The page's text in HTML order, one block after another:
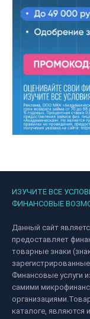
ИЗУЧИТЕ ВСЕ
ФИНАНСОВЫЕ
Данный сайт
предоставляет
товарные знаки
Финансовые услуги
самими
каталоге, являются